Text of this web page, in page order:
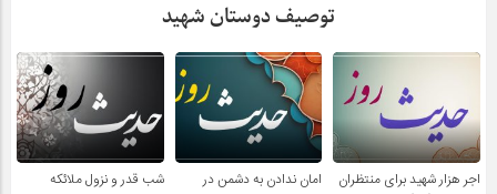
توصیف دوستان شهید
اجر هزار شهید برای منتظران
امان ندادن به دشمن در
شب قدر و نزول ملائکه